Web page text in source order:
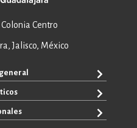
Colonia Centro
Jalisco, México